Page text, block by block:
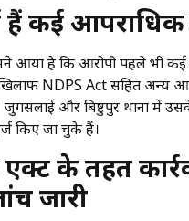
हैं कई
आया है कि आरोपी पहले भी कई
NDPS Act सहित अन्य
और बिष्टुपुर थाना में
किए जा चुके हैं।
के तहत
जारी